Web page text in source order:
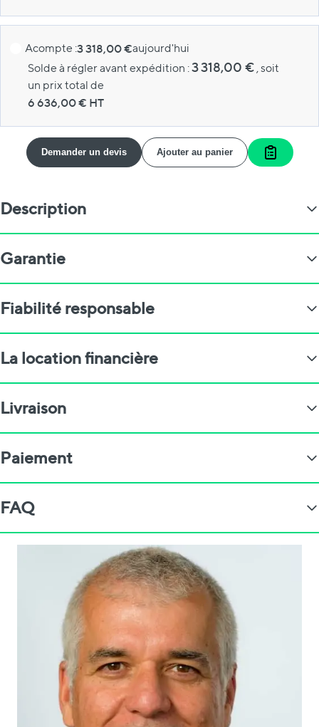
Acompte :3 318,00 €aujourd'hui
Solde à régler avant expédition :3 318,00 € , soit
un prix total de
6 636,00€ HT
Demander un devis Ajouter au panier
Ajouter
Description
Garantie
Fiabilité responsable
La location financière
Livraison
Paiement
FAQ